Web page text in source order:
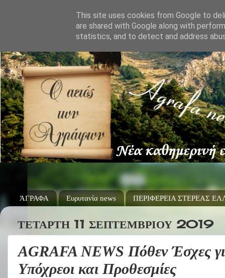
ΆΓΡΑΦΑ Ευρυτανία news ΠΕΡΙΦΕΡΕΙΑ ΣΤΕΡΕΑΣ
ΤΕΤΆΡΤΗ 11 ΣΕΠΤΕΜΒΡΊΟΥ 2019
AGRAFA NEWS Πόθεν Έσχες
Υπόχρεοι και Προθεσμίες
This site uses cookies from Google to
are shared with Google along with
statistics, and to detect and address